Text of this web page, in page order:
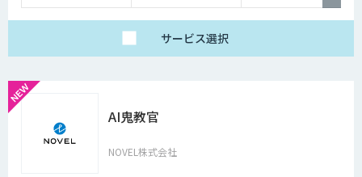
積り）
サービス選択
AI鬼教官
NOVEL株式会社